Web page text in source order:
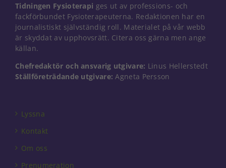
Tidningen Fysioterapi ges ut av professions- och
fackförbundet Fysioterapeuterna. Redaktionen har en
journalistiskt självständig roll. Materialet på vår webb
är skyddat av upphovsrätt. Citera oss gärna men ange
källan.
Chefredaktör och ansvarig utgivare: Linus Hellerstedt
Ställföreträdande utgivare: Agneta Persson
Lyssna
Kontakt
Om oss
Prenumeration